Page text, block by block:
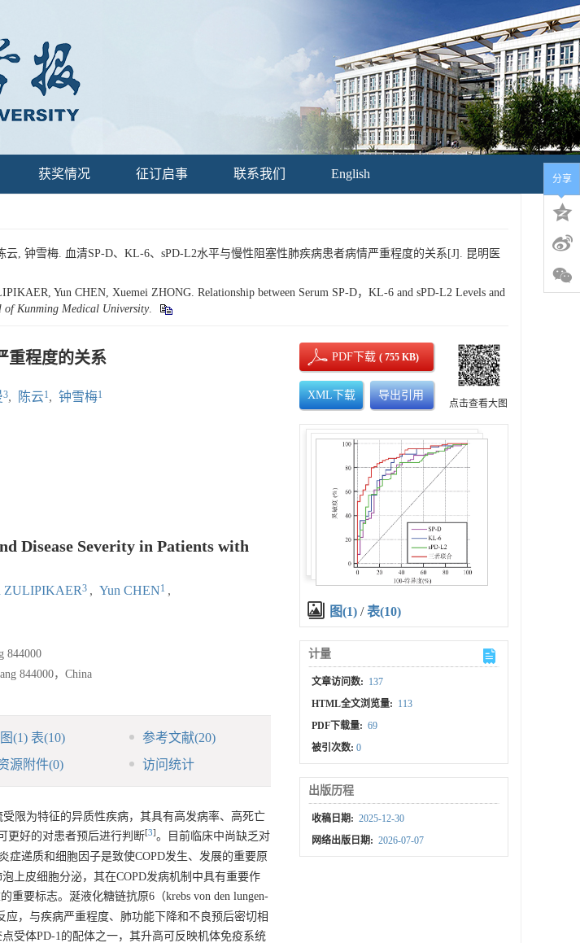
获奖情况 征订启事 联系我们 English
, 钟雪梅. 血清SP-D、KL-6、sPD-L2水平与慢性阻塞性肺疾病患者病情严重程度的关系[J]. 昆明医
Yun CHEN, Xuemei ZHONG. Relationship between Serum SP-D，KL-6 and sPD-L2 Levels and
of Kunming Medical University.
重程度的关系
3, 陈云1, 钟雪梅1
Disease Severity in Patients with
ZULIPIKAER3 , Yun CHEN1 ,
844000
844000，China
图(1) 表(10) 参考文献(20)
源附件(0) 访问统计
受限为特征的异质性疾病，其具有高发病率、高死亡
更好的对患者预后进行判断[3]。目前临床中尚缺乏对
症递质和细胞因子是致使COPD发生、发展的重要原
上皮细胞分泌，其在COPD发病机制中具有重要作
重要标志。涎液化糖链抗原6（krebs von den lungen-
，与疾病严重程度、肺功能下降和不良预后密切相
点受体PD-1的配体之一，其升高可反映机体免疫系统
PDF下载( 755 KB)
XML下载 导出引用
点击查看大图
图(1) /表(10)
计量
文章访问数: 137
HTML全文浏览量: 113
PDF下载量: 69
被引次数:0
出版历程
收稿日期: 2025-12-30
网络出版日期: 2026-07-07
分享